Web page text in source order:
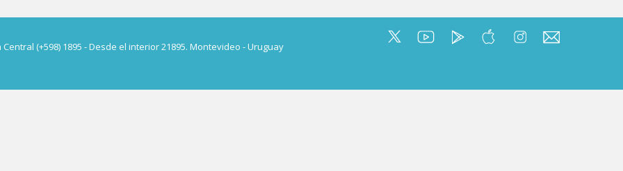
Central (+598) 1895 - Desde el interior 21895. Montevideo - Uruguay